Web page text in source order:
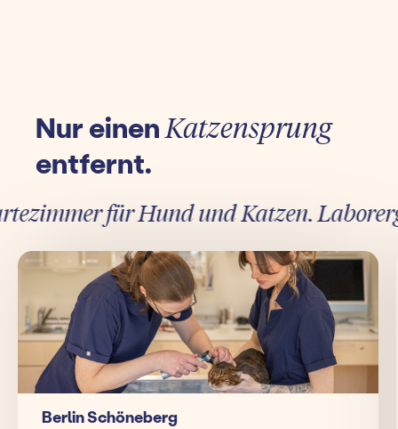
Nur einenKatzensprung
entfernt.
für Hund und Katzen.
Berlin Schöneberg